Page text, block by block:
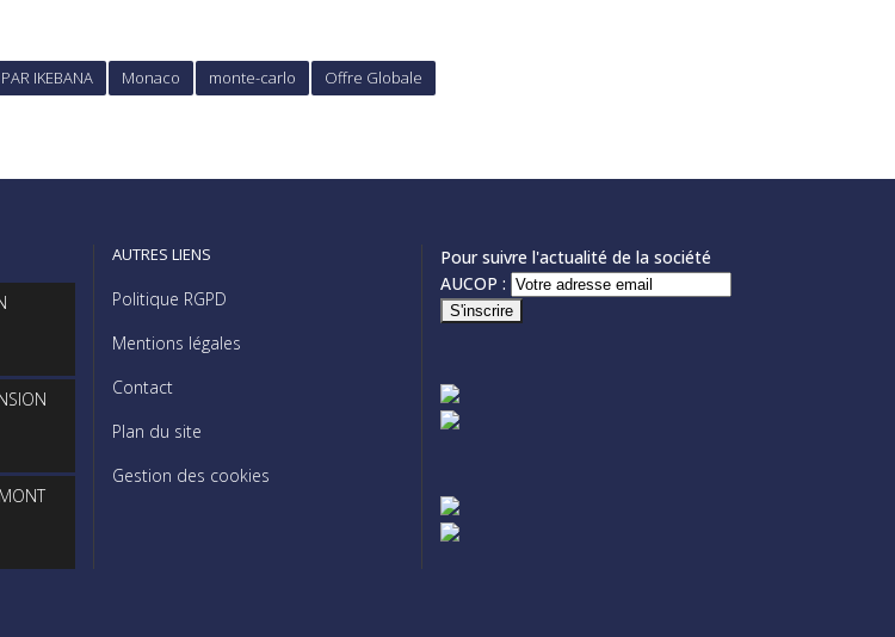
IKEBANA Monaco monte-carlo Offre Globale
AUTRES LIENS
Politique RGPD
Mentions légales
Contact
Plan du site
Gestion des cookies
Pour suivre l'actualité de la société
AUCOP :